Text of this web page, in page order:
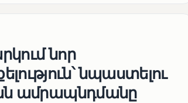
նոր
նպաստելու
ամրապնդմանը